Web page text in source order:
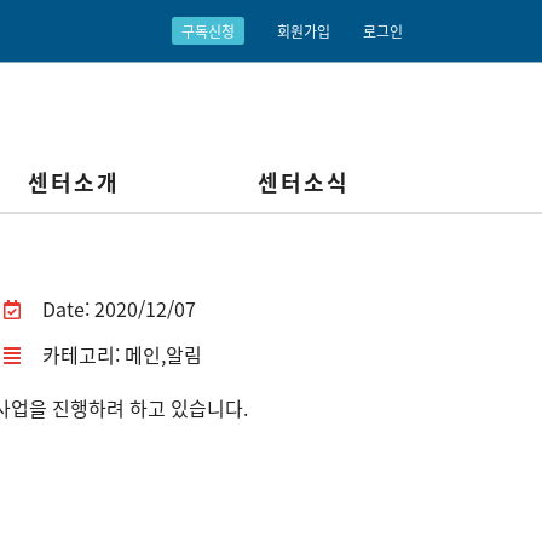
구독신청 회원가입 로그인
센터소개 센터소식
Date: 2020/12/07
카테고리: 메인,알림
업을 진행하려 하고 있습니다.